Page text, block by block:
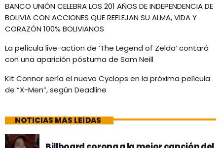
BANCO UNIÓN CELEBRA LOS 201 AÑOS DE INDEPENDENCIA DE
BOLIVIA CON ACCIONES QUE REFLEJAN SU ALMA, VIDA Y
CORAZÓN 100% BOLIVIANOS
La película live-action de ‘The Legend of Zelda’ contará
con una aparición póstuma de Sam Neill
Kit Connor sería el nuevo Cyclops en la próxima película
de “X-Men”, según Deadline
NOTICIAS MÁS LEÍDAS